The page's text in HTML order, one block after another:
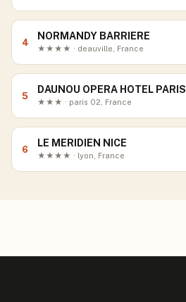
4
NORMANDY BARRIERE
★★★★ · deauville, France
5
DAUNOU OPERA HOTEL PARIS
★★★ · paris 02, France
6
LE MERIDIEN NICE
★★★★ · lyon, France